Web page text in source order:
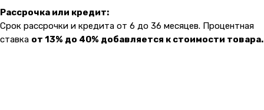
Рассрочка или кредит:
Срок рассрочки и кредита от 6 до 36 месяцев. Процентная
ставка от 13% до 40% добавляется к стоимости товара.